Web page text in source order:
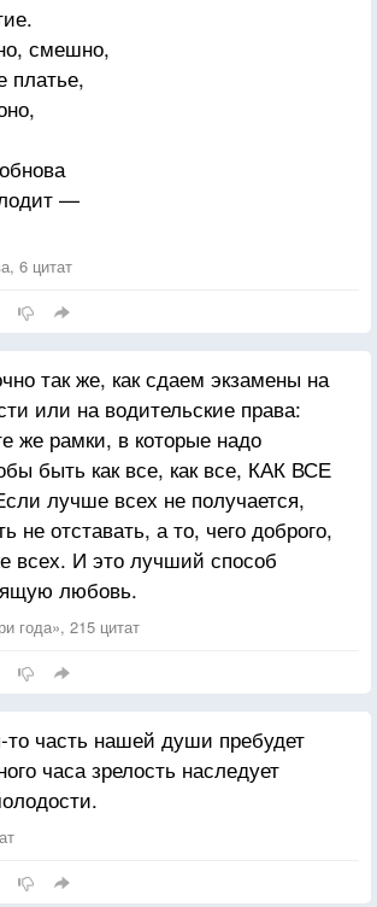
смешно,
платье,
—
снова
иль несмелость?
спелость,
её?
в руках
на милость,
взгляд?
6 цитат
так же, как сдаем экзамены на
или на водительские права:
же рамки, в которые надо
быть как все, как все, КАК ВСЕ
лучше всех не получается,
не отставать, а то, чего доброго,
всех. И это лучший способ
любовь.
года», 215 цитат
то часть нашей души пребудет
часа зрелость наследует